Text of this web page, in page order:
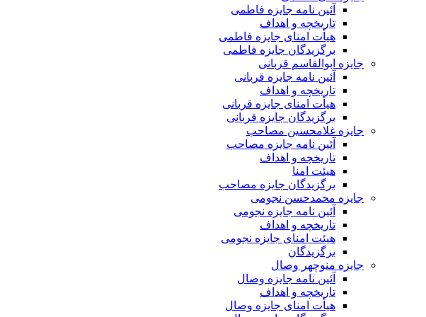
آئین نامه جایزه فاطمی
تاریخچه و اهداف
هیأت امنای جایزه فاطمی
برگزیدگان جایزه فاطمی
جایزه ابوالقاسم قربانی
آئین نامه جایزه قربانی
تاریخچه و اهداف
هیأت امنای جایزه قربانی
برگزیدگان جایزه قربانی
جایزه غلامحسین مصاحب
آئین نامه جایزه مصاحب
تاریخچه و اهداف
هیئت امنا
برگزیدگان جایزه مصاحب
جایزه محمدحسن نجومی
آئین نامه جایزه نجومی
تاریخچه و اهداف
هیئت امنای جایزه نجومی
برگزیدگان
جایزه منوچهر وصال
آئین نامه جایزه وصال
تاریخچه و اهداف
هیأت امنای جایزه وصال